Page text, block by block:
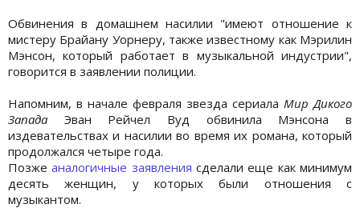
Обвинения в домашнем насилии "имеют отношение к
мистеру Брайану Уорнеру, также известному как Мэрилин
Мэнсон, который работает в музыкальной индустрии",
говорится в заявлении полиции.
Напомним, в начале февраля звезда сериала Мир Дикого
Запада Эван Рейчел Вуд обвинила Мэнсона в
издевательствах и насилии во время их романа, который
продолжался четыре года.
Позжеаналогичные заявления сделали еще как минимум
десять женщин, у которых были отношения с
музыкантом.